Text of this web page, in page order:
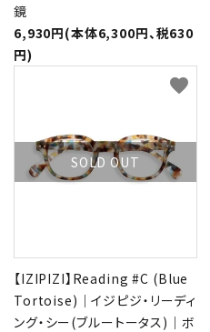
鏡
6,930円(本体6,300円、税630
円)
SOLD OUT
【IZIPIZI】Reading #C (Blue
Tortoise)｜イジピジ・リーディ
ング・シー(ブルートータス)｜ボ
favorite